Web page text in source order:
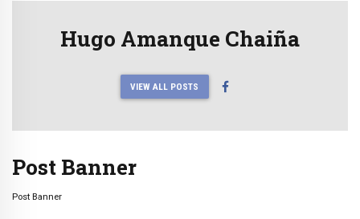
Hugo Amanque Chaiña
VIEW ALL POSTS
Post Banner
Post Banner